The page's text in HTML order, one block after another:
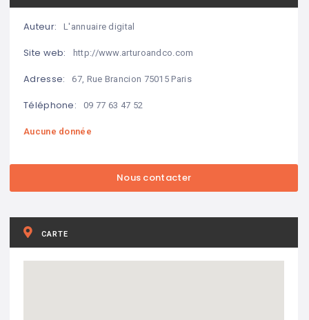
Auteur: L'annuaire digital
Site web: http://www.arturoandco.com
Adresse: 67, Rue Brancion 75015 Paris
Téléphone: 09 77 63 47 52
Aucune donnée
CARTE